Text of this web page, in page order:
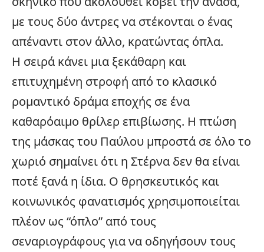
με τους δύο άντρες να στέκονται ο ένας
απέναντι στον άλλο, κρατώντας όπλα.
Η σειρά κάνει μια ξεκάθαρη και
επιτυχημένη στροφή από το κλασικό
ρομαντικό δράμα εποχής σε ένα
καθαρόαιμο θρίλερ επιβίωσης. Η πτώση
της μάσκας του Παύλου μπροστά σε όλο το
χωριό σημαίνει ότι η Στέρνα δεν θα είναι
ποτέ ξανά η ίδια. Ο θρησκευτικός και
κοινωνικός φανατισμός χρησιμοποιείται
πλέον ως “όπλο” από τους
σεναριογράφους για να οδηγήσουν τους